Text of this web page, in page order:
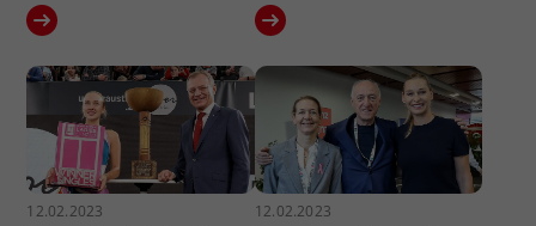
12.02.2023 12.02.2023